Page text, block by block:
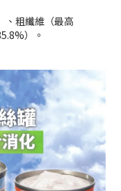
、粗纖維（最高
）。